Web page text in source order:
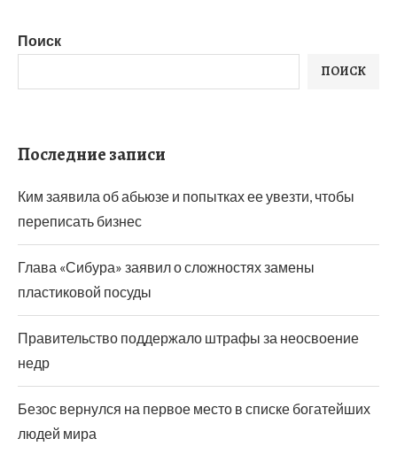
Поиск
ПОИСК
Последние записи
Ким заявила об абьюзе и попытках ее увезти, чтобы
переписать бизнес
Глава «Сибура» заявил о сложностях замены
пластиковой посуды
Правительство поддержало штрафы за неосвоение
недр
Безос вернулся на первое место в списке богатейших
людей мира